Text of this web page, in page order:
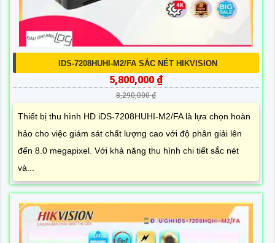
IDS-7208HUHI-M2/FA SẮC NÉT HIKVISION
5,800,000 ₫
8,290,000 ₫
Thiết bị thu hình HD iDS-7208HUHI-M2/FA là lựa chọn hoàn
hảo cho việc giám sát chất lượng cao với độ phân giải lên
đến 8.0 megapixel. Với khả năng thu hình chi tiết sắc nét
và...